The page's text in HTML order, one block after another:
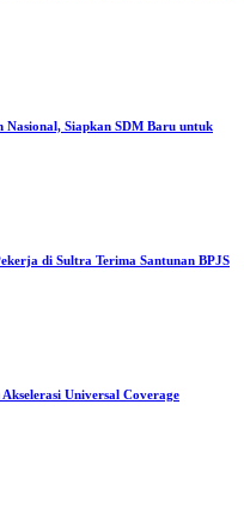
Siapkan SDM Baru untuk
di Sultra Terima Santunan BPJS
Universal Coverage